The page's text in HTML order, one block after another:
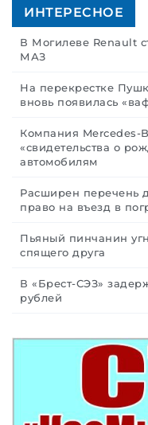
ИНТЕРЕСНОЕ
В Могилеве Renault
МАЗ
На перекрестке
вновь появилась
Компания Mercedes-
«свидетельства о
автомобилям
Расширен перечень
право на въезд в
Пьяный пинчанин
спящего друга
В «Брест-СЭЗ»
рублей